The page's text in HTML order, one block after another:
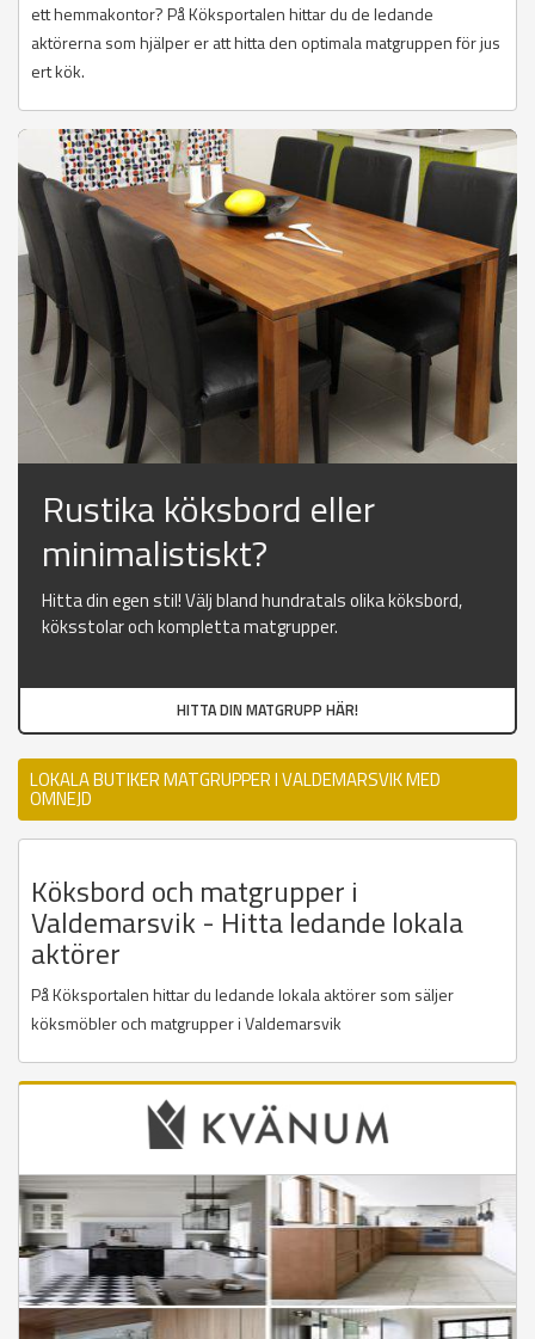
ett hemmakontor? På Köksportalen hittar du de ledande
aktörerna som hjälper er att hitta den optimala matgruppen för jus
ert kök.
Rustika köksbord eller
minimalistiskt?
Hitta din egen stil! Välj bland hundratals olika köksbord,
köksstolar och kompletta matgrupper.
HITTA DIN MATGRUPP HÄR!
LOKALA BUTIKER MATGRUPPER I VALDEMARSVIK MED
OMNEJD
Köksbord och matgrupper i
Valdemarsvik - Hitta ledande lokala
aktörer
På Köksportalen hittar du ledande lokala aktörer som säljer
köksmöbler och matgrupper i Valdemarsvik